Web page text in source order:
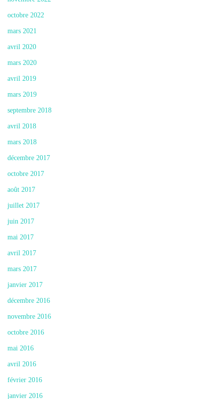
octobre 2022
mars 2021
avril 2020
mars 2020
avril 2019
mars 2019
septembre 2018
avril 2018
mars 2018
décembre 2017
octobre 2017
août 2017
juillet 2017
juin 2017
mai 2017
avril 2017
mars 2017
janvier 2017
décembre 2016
novembre 2016
octobre 2016
mai 2016
avril 2016
février 2016
janvier 2016